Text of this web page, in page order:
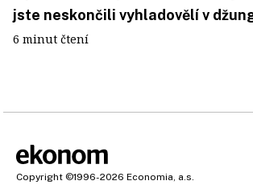
jste neskončili vyhladovělí v
6 minut čtení
Copyright ©1996-2026 Economia, a.s.